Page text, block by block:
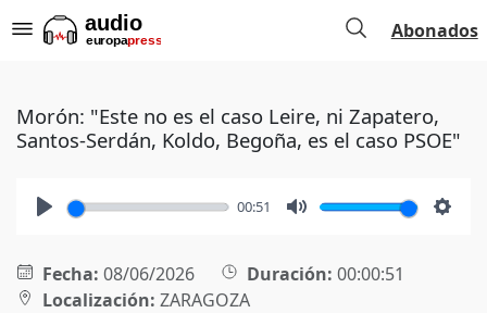
Abonados
Morón: "Este no es el caso Leire, ni Zapatero,
Santos-Serdán, Koldo, Begoña, es el caso PSOE"
00:51
Fecha: 08/06/2026 Duración: 00:00:51
Localización: ZARAGOZA